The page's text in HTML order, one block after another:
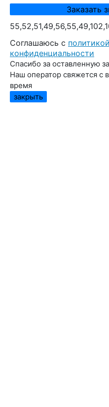
Cоглашаюсь с политикой
конфиденциальности
Спасибо за оставленную
Наш оператор свяжется с
время
закрыть